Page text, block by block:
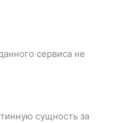
сервиса не
сущность за